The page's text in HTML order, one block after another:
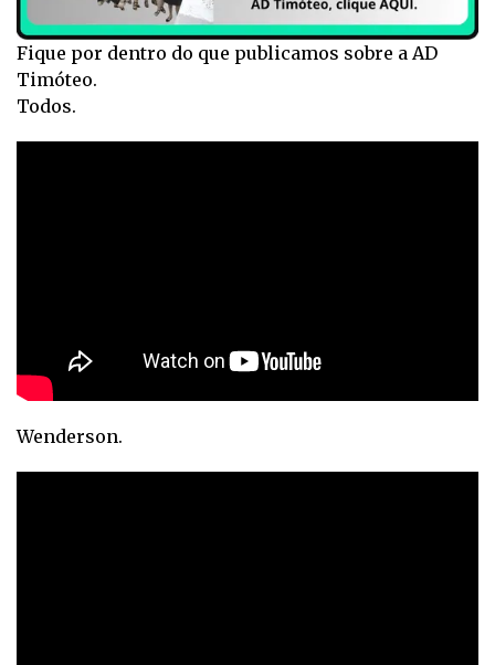
Fique por dentro do que publicamos sobre a AD
Timóteo.
Todos.
Wenderson.